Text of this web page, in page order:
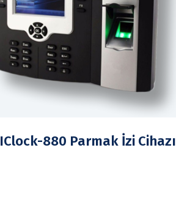
IClock-880 Parmak İzi Cihazı